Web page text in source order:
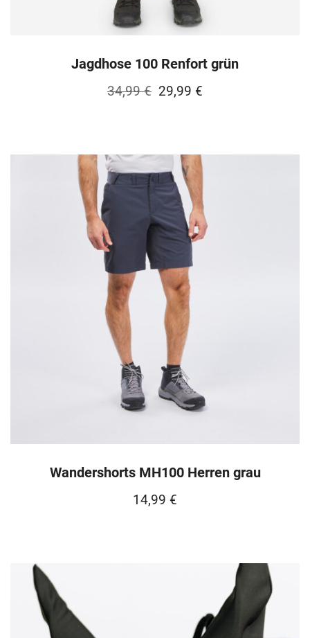
Jagdhose 100 Renfort grün
34,99€ Ursprünglicher
34,99 €
29,99 €
29,99 €.
Wandershorts MH100 Herren grau
14,99 €